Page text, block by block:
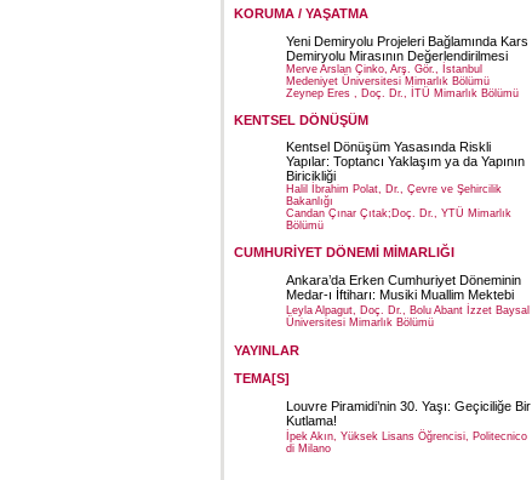
KORUMA / YAŞATMA
Yeni Demiryolu Projeleri Bağlamında Kars
Demiryolu Mirasının Değerlendirilmesi
Merve Arslan Çinko, Arş. Gör., İstanbul
Medeniyet Üniversitesi Mimarlık Bölümü
Zeynep Eres , Doç. Dr., İTÜ Mimarlık Bölümü
KENTSEL DÖNÜŞÜM
Kentsel Dönüşüm Yasasında Riskli
Yapılar: Toptancı Yaklaşım ya da Yapının
Biricikliği
Halil İbrahim Polat, Dr., Çevre ve Şehircilik
Bakanlığı
Candan Çınar Çıtak;Doç. Dr., YTÜ Mimarlık
Bölümü
CUMHURİYET DÖNEMİ MİMARLIĞI
Ankara’da Erken Cumhuriyet Döneminin
Medar-ı İftiharı: Musiki Muallim Mektebi
Leyla Alpagut, Doç. Dr., Bolu Abant İzzet Baysal
Üniversitesi Mimarlık Bölümü
YAYINLAR
TEMA[S]
Louvre Piramidi’nin 30. Yaşı: Geçiciliğe Bir
Kutlama!
İpek Akın, Yüksek Lisans Öğrencisi, Politecnico
di Milano